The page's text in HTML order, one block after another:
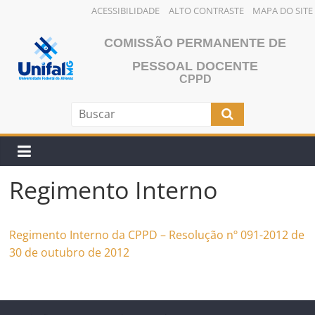
ACESSIBILIDADE ALTO CONTRASTE MAPA DO SITE
conteúdo
COMISSÃO PERMANENTE DE
PESSOAL DOCENTE
CPPD
Regimento Interno
Regimento Interno da CPPD – Resolução nº 091-2012 de
30 de outubro de 2012